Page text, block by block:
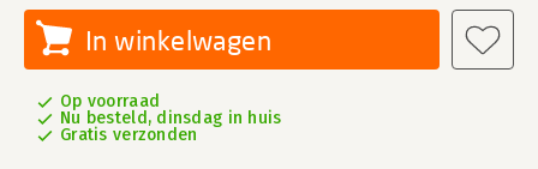
In winkelwagen
Op voorraad
Nu besteld, dinsdag in huis
Gratis verzonden